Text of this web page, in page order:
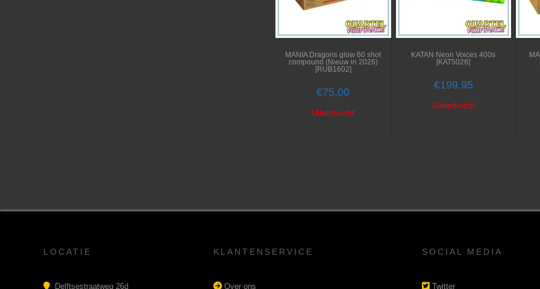
MANIA Dragons glow 60 shot
compound (Nieuw in 2026)
[RUB1602]
€75,00
Uitverkocht
KATAN Neon Voices 400s
[KAT5026]
€199,95
Uitverkocht
LOCATIE
Delftsestraatweg 26d
KLANTENSERVICE
Over ons
SOCIAL MEDIA
Twitter